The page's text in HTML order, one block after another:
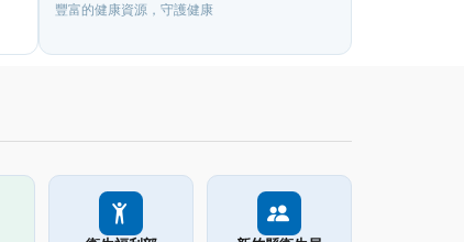
豐富的健康資源，守護健康